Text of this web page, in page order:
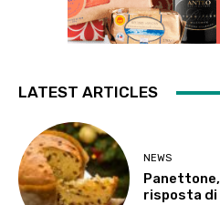
LATEST ARTICLES
NEWS
risposta di